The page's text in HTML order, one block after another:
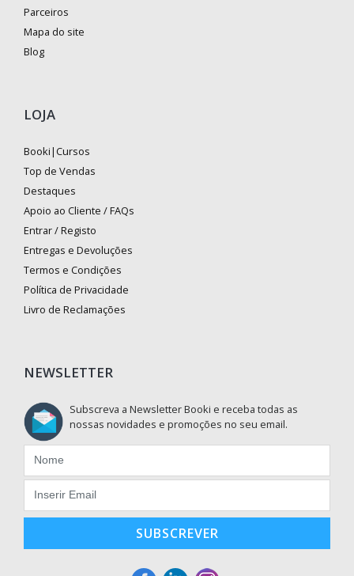
Parceiros
Mapa do site
Blog
LOJA
Booki|Cursos
Top de Vendas
Destaques
Apoio ao Cliente / FAQs
Entrar / Registo
Entregas e Devoluções
Termos e Condições
Política de Privacidade
Livro de Reclamações
NEWSLETTER
Subscreva a Newsletter Booki e receba todas as
nossas novidades e promoções no seu email.
SUBSCREVER